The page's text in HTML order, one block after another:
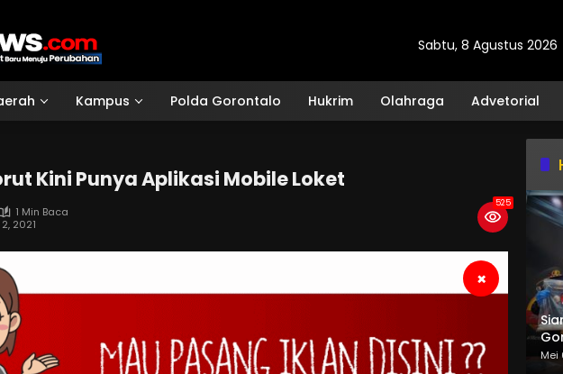
Sabtu, 8 Agustus 2026
Kampus Polda Gorontalo Hukrim Olahraga Advetorial
Kini Punya Aplikasi Mobile Loket
1 Min Baca
2021
525
×
Mei